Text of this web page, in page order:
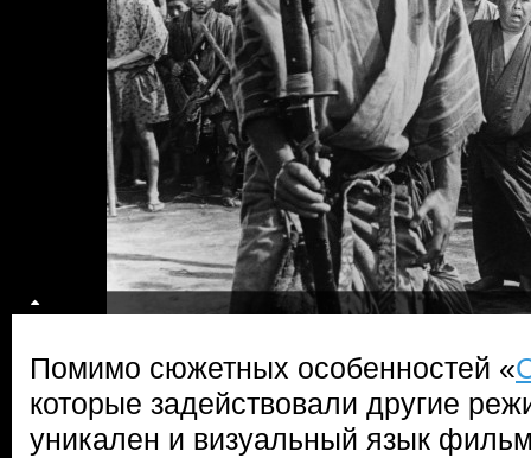
Помимо сюжетных особенностей «
которые задействовали другие
уникален и визуальный язык